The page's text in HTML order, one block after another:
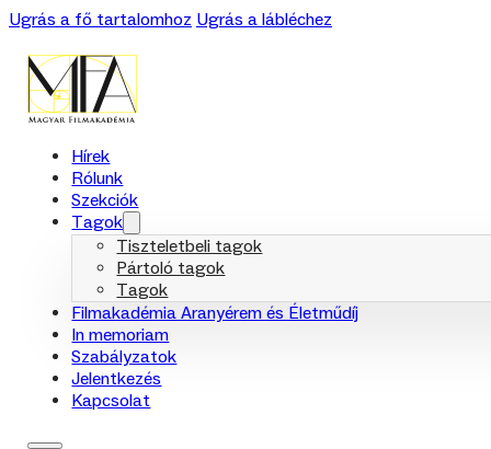
Ugrás a fő tartalomhoz Ugrás a lábléchez
Hírek
Rólunk
Szekciók
Tagok
Tiszteletbeli tagok
Pártoló tagok
Tagok
Filmakadémia Aranyérem és Életműdíj
In memoriam
Szabályzatok
Jelentkezés
Kapcsolat